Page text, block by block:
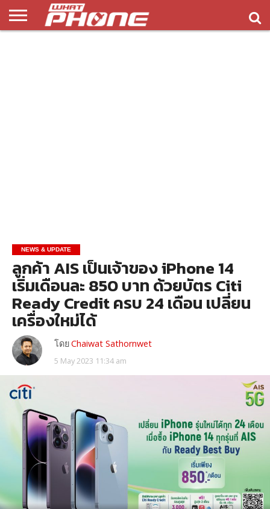
NEWS & UPDATE
ลูกค้า AIS เป็นเจ้าของ iPhone 14
เริ่มเดือนละ 850 บาท ด้วยบัตร Citi
Ready Credit ครบ 24 เดือน เปลี่ยน
เครื่องใหม่ได้
โดยChaiwat Sathornwet
5 May 2023 11:34 am